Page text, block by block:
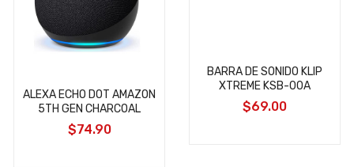
ALEXA ECHO DOT AMAZON
5TH GEN CHARCOAL
$74.90
BARRA DE SONIDO KLIP
XTREME KSB-00A
$69.00